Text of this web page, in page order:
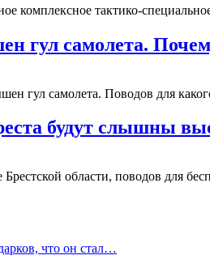
комплексное тактико-
гул самолета.
гул самолета. Поводов для
будут слышны
области, поводов для
что он стал…